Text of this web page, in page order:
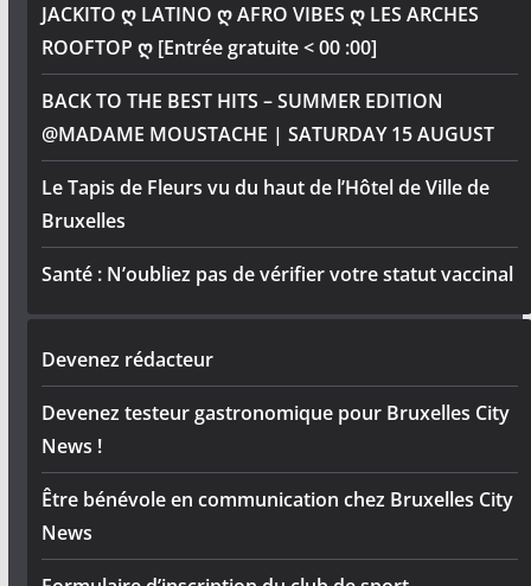
JACKITO ღ LATINO ღ AFRO VIBES ღ LES ARCHES
ROOFTOP ღ [Entrée gratuite < 00 :00]
BACK TO THE BEST HITS – SUMMER EDITION
@MADAME MOUSTACHE | SATURDAY 15 AUGUST
Le Tapis de Fleurs vu du haut de l’Hôtel de Ville de
Bruxelles
Santé : N’oubliez pas de vérifier votre statut vaccinal
Devenez rédacteur
Devenez testeur gastronomique pour Bruxelles City
News !
Être bénévole en communication chez Bruxelles City
News